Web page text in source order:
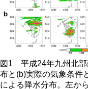
図1 平成24年九州北部
布と(b)実際の気象条件
による降水分布。左か